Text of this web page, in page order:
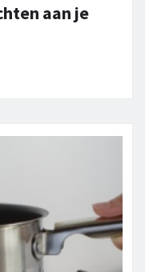
aan je